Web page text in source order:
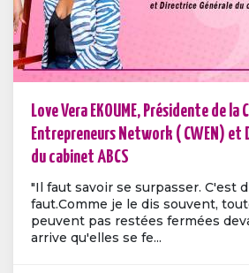
Love Vera EKOUME, Présidente de la
Entrepreneurs Network ( CWEN) et
du cabinet ABCS
"Il faut savoir se surpasser. C'est
faut.Comme je le dis souvent,
peuvent pas restées fermées
arrive qu'elles se fe...